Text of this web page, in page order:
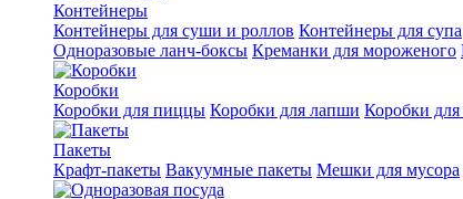
Контейнеры
Контейнеры для суши и роллов Контейнеры для супа
Одноразовые ланч-боксы Креманки для мороженого
Коробки
Коробки для пиццы Коробки для лапши Коробки
Пакеты
Крафт-пакеты Вакуумные пакеты Мешки для мусора